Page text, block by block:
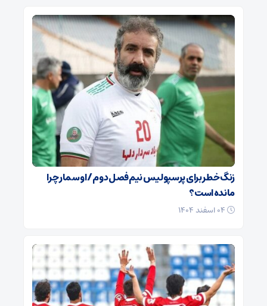
زنگ خطر برای پرسپولیس نیم‌فصل دوم / اوسمار چرا
مانده است؟